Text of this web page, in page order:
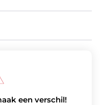
een verschil!